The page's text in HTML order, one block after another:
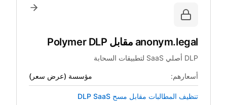
anonym.legal مقابل Polymer DLP
DLP أصلي SaaS لتطبيقات السحابة
أسعارهم: مؤسسة (عرض سعر)
تنظيف المطالبات مقابل مسح DLP SaaS